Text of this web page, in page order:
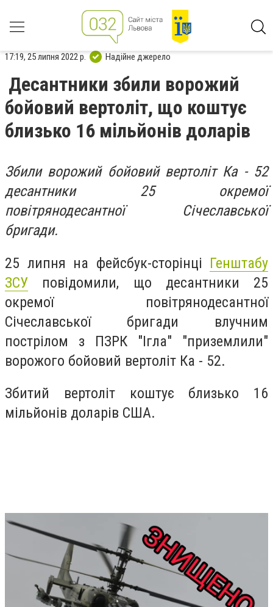
17:19, 25 липня 2022 р. Надійне джерело
Десантники збили ворожий
бойовий вертоліт, що коштує
близько 16 мільйонів доларів
Збили ворожий бойовий вертоліт Ка - 52
десантники 25 окремої
повітрянодесантної Січеславської
бригади.
25 липня на фейсбук-сторінці Генштабу
ЗСУ повідомили, що десантники 25
окремої повітрянодесантної
Січеславської бригади влучним
пострілом з ПЗРК "Ігла" "приземлили"
ворожого бойовий вертоліт Ка - 52.
Збитий вертоліт коштує близько 16
мільйонів доларів США.